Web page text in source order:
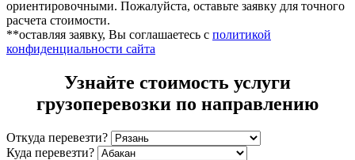
ориентировочными. Пожалуйста, оставьте заявку для точного
расчета стоимости.
**оставляя заявку, Вы соглашаетесь с политикой
конфиденциальности сайта
Узнайте стоимость услуги
грузоперевозки по направлению
Откуда перевезти?
Куда перевезти?